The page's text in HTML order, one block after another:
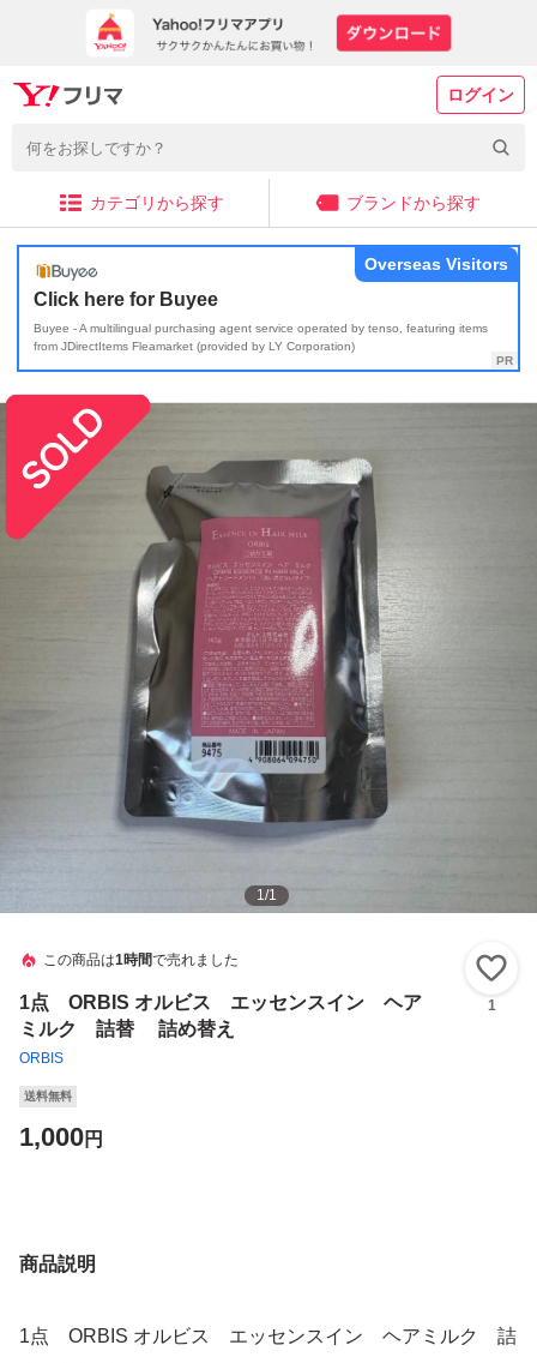
ログイン
カテゴリから探す ブランドから探す
Click here for Buyee
Buyee - A multilingual purchasing agent service operated by tenso, featuring items
from JDirectItems Fleamarket (provided by LY Corporation)
Overseas Visitors
1/1
この商品は1時間で売れました
1点 ORBIS オルビス エッセンスイン ヘア
ミルク 詰替 詰め替え
ORBIS
1
送料無料
1,000円
商品説明
1点 ORBIS オルビス エッセンスイン ヘアミルク 詰